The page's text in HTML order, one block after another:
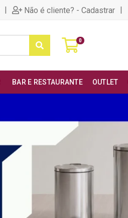
| Não é cliente? - Cadastrar |
0
BAR E RESTAURANTE OUTLET